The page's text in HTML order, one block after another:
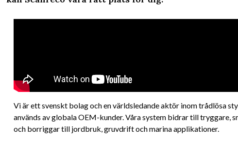
Vi är ett svenskt bolag och en världsledande aktör inom trådlösa
används av globala OEM-kunder. Våra system bidrar till
och borriggar till jordbruk, gruvdrift och marina applikationer.